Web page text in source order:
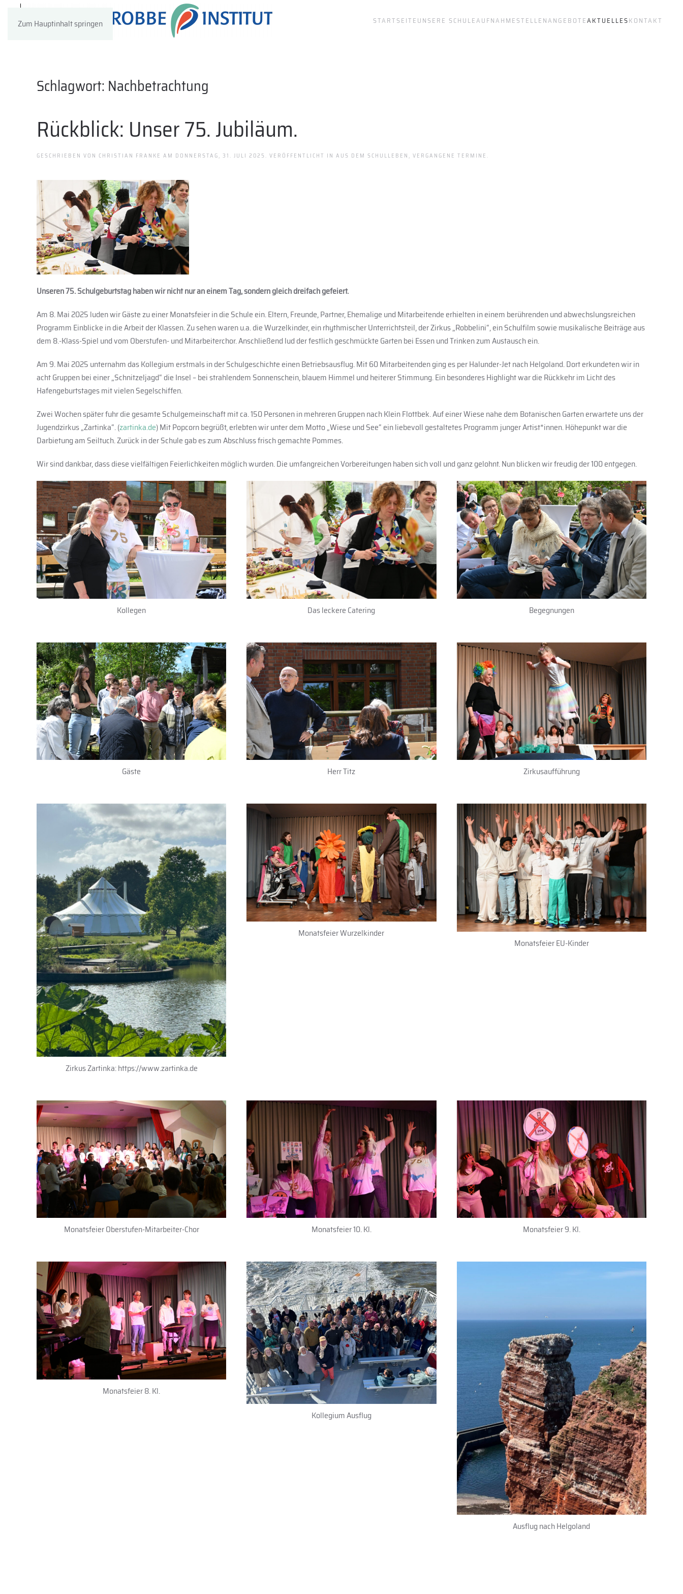
Zum Hauptinhalt springen STARTSEITEUNSERE SCHULEAUFNAHMESTELLENANGEBOTEAKTUELLESKONTAKT
Schlagwort: Nachbetrachtung
Rückblick: Unser 75. Jubiläum.
GESCHRIEBEN VON CHRISTIAN FRANKE AM DONNERSTAG, 31. JULI 2025 . VERÖFFENTLICHT IN AUS DEM SCHULLEBEN , VERGANGENE TERMINE .
Unseren 75. Schulgeburtstag haben wir nicht nur an einem Tag, sondern gleich dreifach gefeiert.
Am 8. Mai 2025 luden wir Gäste zu einer Monatsfeier in die Schule ein. Eltern, Freunde, Partner, Ehemalige und Mitarbeitende erhielten in einem berührenden und abwechslungsreichen
Programm Einblicke in die Arbeit der Klassen. Zu sehen waren u.a. die Wurzelkinder, ein rhythmischer Unterrichtsteil, der Zirkus „Robbelini“, ein Schulfilm sowie musikalische Beiträge aus
dem 8.-Klass-Spiel und vom Oberstufen- und Mitarbeiterchor. Anschließend lud der festlich geschmückte Garten bei Essen und Trinken zum Austausch ein.
Am 9. Mai 2025 unternahm das Kollegium erstmals in der Schulgeschichte einen Betriebsausflug. Mit 60 Mitarbeitenden ging es per Halunder-Jet nach Helgoland. Dort erkundeten wir in
acht Gruppen bei einer „Schnitzeljagd“ die Insel – bei strahlendem Sonnenschein, blauem Himmel und heiterer Stimmung. Ein besonderes Highlight war die Rückkehr im Licht des
Hafengeburtstages mit vielen Segelschiffen.
Zwei Wochen später fuhr die gesamte Schulgemeinschaft mit ca. 150 Personen in mehreren Gruppen nach Klein Flottbek. Auf einer Wiese nahe dem Botanischen Garten erwartete uns der
Jugendzirkus „Zartinka“. (zartinka.de) Mit Popcorn begrüßt, erlebten wir unter dem Motto „Wiese und See“ ein liebevoll gestaltetes Programm junger Artist*innen. Höhepunkt war die
Darbietung am Seiltuch. Zurück in der Schule gab es zum Abschluss frisch gemachte Pommes.
Wir sind dankbar, dass diese vielfältigen Feierlichkeiten möglich wurden. Die umfangreichen Vorbereitungen haben sich voll und ganz gelohnt. Nun blicken wir freudig der 100 entgegen.
Kollegen Das leckere Catering Begegnungen
Gäste Herr Titz Zirkusaufführung
Zirkus Zartinka: https://www.zartinka.de
Monatsfeier Wurzelkinder
Monatsfeier EU-Kinder
Monatsfeier Oberstufen-Mitarbeiter-Chor Monatsfeier 10. Kl. Monatsfeier 9. Kl.
Monatsfeier 8. Kl.
Kollegium Ausflug
Ausflug nach Helgoland